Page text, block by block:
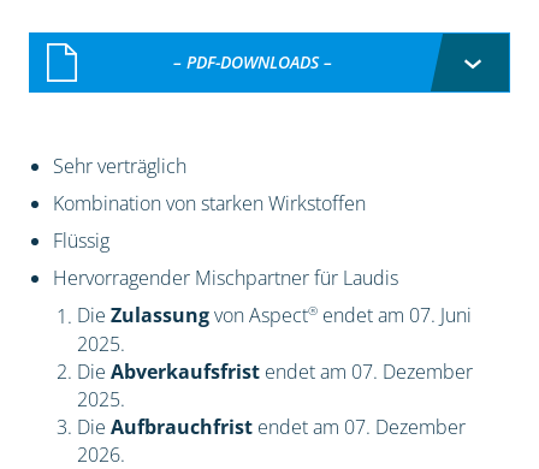
– PDF-DOWNLOADS –
Sehr verträglich
Kombination von starken Wirkstoffen
Flüssig
Hervorragender Mischpartner für Laudis
Die Zulassungvon Aspect®endet am 07. Juni
2025.
Die Abverkaufsfrist endet am 07. Dezember
2025.
Die Aufbrauchfrist endet am 07. Dezember
2026.